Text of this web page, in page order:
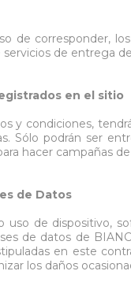
de corresponder,
de entrega
en el sitio
y condiciones,
Sólo podrán ser
hacer campañas
de Datos
uso de dispositivo,
de datos de
en este
los daños